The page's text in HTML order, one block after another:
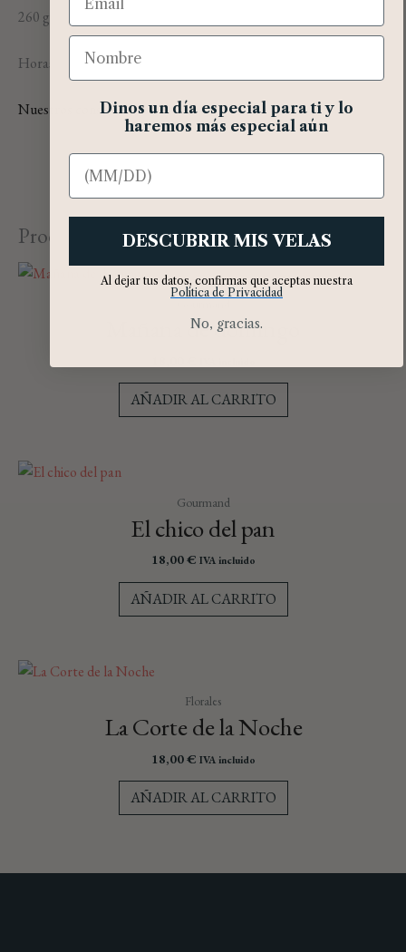
260 gr netos. Recipiente de 370ml.
Horas de encendido: 60 horas con un uso adecuado.
Nuestros consejos de uso y cuidado
Productos relacionados
Gourmand
Mañana de domingo
AÑADIR AL CARRITO
Gourmand
El chico del pan
18,00€ IVA incluido
AÑADIR AL CARRITO
Florales
La Corte de la Noche
18,00€ IVA incluido
AÑADIR AL CARRITO
Nombre
Dinos un día especial para ti y lo
haremos más especial aún
Cumpleaños
DESCUBRIR MIS VELAS
Al dejar tus datos, confirmas que aceptas nuestra
Política de Privacidad
No, gracias.